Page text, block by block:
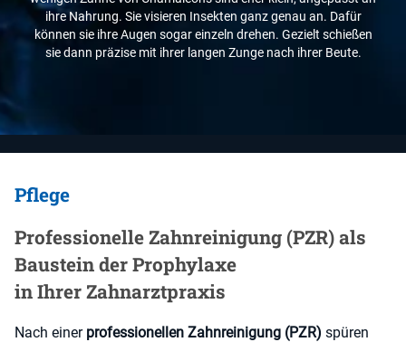
ihre Nahrung. Sie visieren Insekten ganz genau an. Dafür
können sie ihre Augen sogar einzeln drehen. Gezielt schießen
sie dann präzise mit ihrer langen Zunge nach ihrer Beute.
Pflege
Pro­fes­sio­nel­le Zahn­rei­ni­gung (PZR) als
Baustein der Prophylaxe
in Ihrer Zahnarztpraxis
Nach einer professionellen Zahnreinigung (PZR) spüren